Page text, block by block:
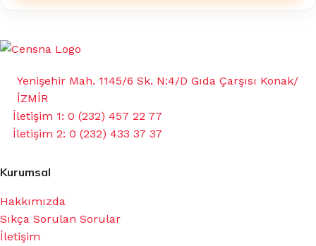
Yenişehir Mah. 1145/6 Sk. N:4/D Gıda Çarşısı Konak/
İZMİR
İletişim 1: 0 (232) 457 22 77
İletişim 2: 0 (232) 433 37 37
Kurumsal
Hakkımızda
Sıkça Sorulan Sorular
İletişim